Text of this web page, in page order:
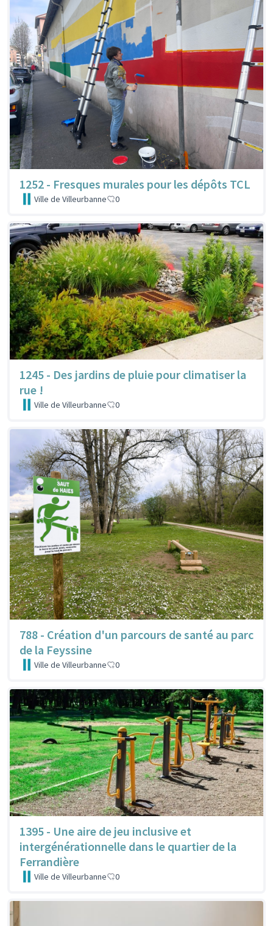
1252 - Fresques murales pour les dépôts TCL
Ville de Villeurbanne 0
1245 - Des jardins de pluie pour climatiser la
rue !
Ville de Villeurbanne 0
788 - Création d'un parcours de santé au parc
de la Feyssine
Ville de Villeurbanne 0
1395 - Une aire de jeu inclusive et
intergénérationnelle dans le quartier de la
Ferrandière
Ville de Villeurbanne 0